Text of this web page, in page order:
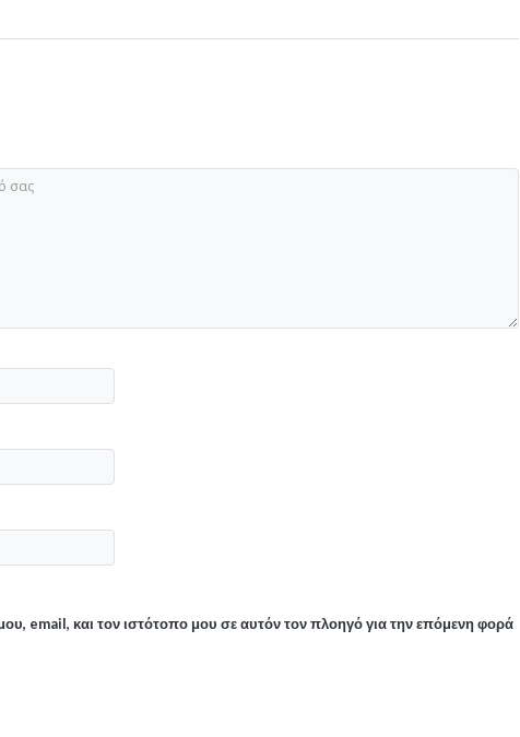
email, και τον ιστότοπο μου σε αυτόν τον πλοηγό για την επόμενη φορά